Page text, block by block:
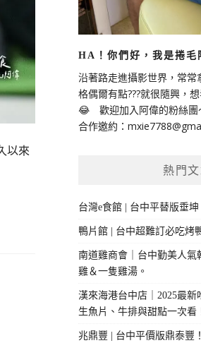
以來
HA！你們好，我是捲毛
沿著路走進攝影世界，常常
格偶爾有點???就很隨興，
😂 歡迎加入阿偉的粉絲團
合作邀約：
熱門
台灣e食館 | 台中平替版垂
鴨片館 | 台中超難訂必吃烤
南道雞商會｜台中勤美人氣
雞＆一隻雞湯。
漢來海港台中店｜2025最新
生魚片、牛排與甜點一次看
兆鼎豐 | 台中平價版鼎泰豐